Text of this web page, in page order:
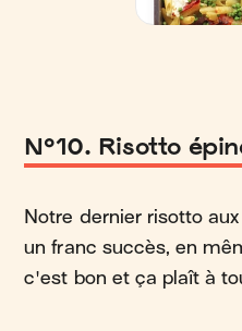
N°10. Risotto
Notre dernier risotto
un franc succès, en
c'est bon et ça plaît à